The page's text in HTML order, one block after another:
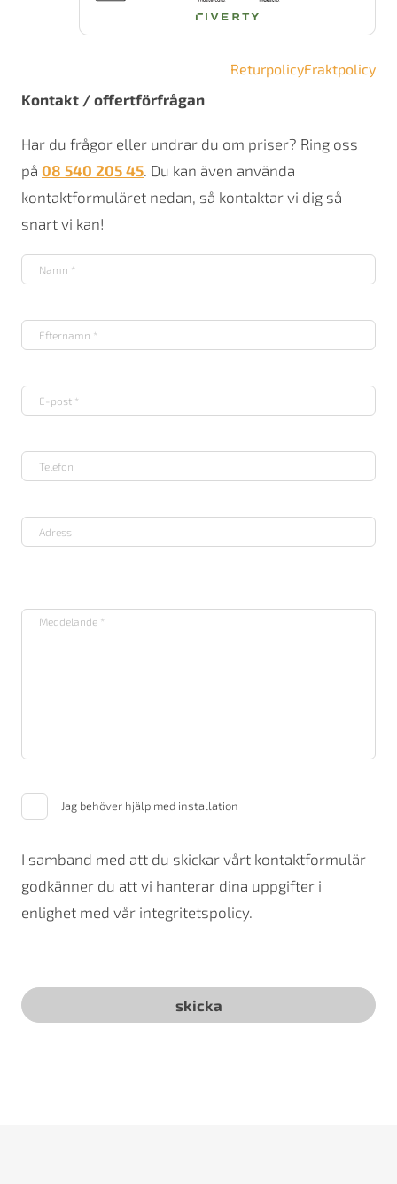
ReturpolicyFraktpolicy
Kontakt / offertförfrågan
Har du frågor eller undrar du om priser? Ring oss
på 08 540 205 45. Du kan även använda
kontaktformuläret nedan, så kontaktar vi dig så
snart vi kan!
Jag behöver hjälp med installation
I samband med att du skickar vårt kontaktformulär
godkänner du att vi hanterar dina uppgifter i
enlighet med vår integritetspolicy.